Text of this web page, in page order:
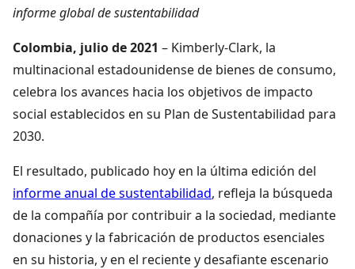
informe global de sustentabilidad
Colombia, julio de 2021 – Kimberly-Clark, la
multinacional estadounidense de bienes de consumo,
celebra los avances hacia los objetivos de impacto
social establecidos en su Plan de Sustentabilidad para
2030.
El resultado, publicado hoy en la última edición del
informe anual de sustentabilidad, refleja la búsqueda
de la compañía por contribuir a la sociedad, mediante
donaciones y la fabricación de productos esenciales
en su historia, y en el reciente y desafiante escenario